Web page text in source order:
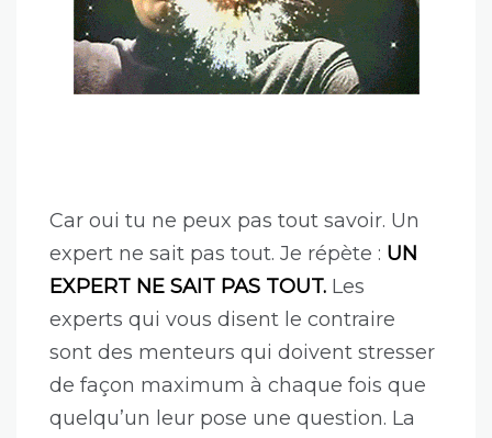
Car oui tu ne peux pas tout savoir. Un
expert ne sait pas tout. Je répète : UN
EXPERT NE SAIT PAS TOUT. Les
experts qui vous disent le contraire
sont des menteurs qui doivent stresser
de façon maximum à chaque fois que
quelqu’un leur pose une question. La